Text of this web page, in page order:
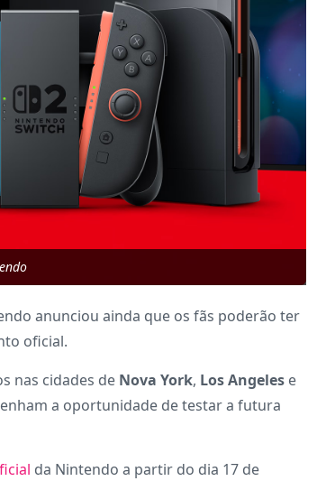
anunciou ainda que os fãs poderão ter
oficial.
nas cidades de Nova York, Los Angeles e
a oportunidade de testar a futura
da Nintendo a partir do dia 17 de